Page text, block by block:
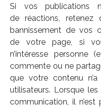
Si vos publications
de réactions, retenez
bannissement de vos
de votre page, si
n’intéresse personne
commente ou ne
que votre contenu
utilisateurs. Lorsque
communication, il